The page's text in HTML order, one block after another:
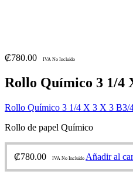
₡780.00 IVA No Incluido
Rollo Químico 3 1/4
Rollo Químico 3 1/4 X 3 X 3 B3/
Rollo de papel Químico
₡780.00 IVA No Incluido Añadir al